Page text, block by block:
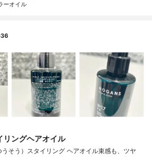
ーオイル
リングヘアオイル
そう）スタイリング ヘアオイル束感も、ツヤ